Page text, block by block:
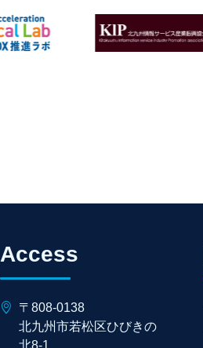
Access
〒808-0138
北九州市若松区ひびきの
北8-1